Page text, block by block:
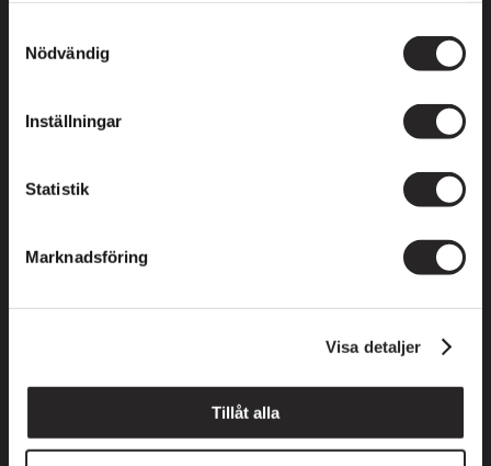
Nödvändig
Inställningar
Statistik
Marknadsföring
Visa detaljer
Tillåt alla
Minderåriga får endast vistas på terrasserna i
Medlemmar ansvarar för ALLA personer som
Tänk på att anpassa sällskapet efter
brandfarliga varor på terrassen.
intilliggande terrasser/tak eller att befinna